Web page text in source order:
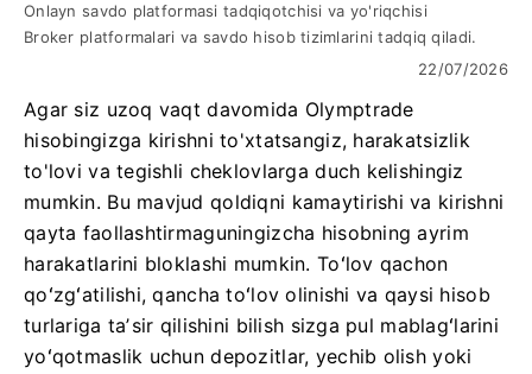
Onlayn savdo platformasi tadqiqotchisi va yo'riqchisi
Broker platformalari va savdo hisob tizimlarini tadqiq qiladi.
22/07/2026
Agar siz uzoq vaqt davomida Olymptrade
hisobingizga kirishni to'xtatsangiz, harakatsizlik
to'lovi va tegishli cheklovlarga duch kelishingiz
mumkin. Bu mavjud qoldiqni kamaytirishi va kirishni
qayta faollashtirmaguningizcha hisobning ayrim
harakatlarini bloklashi mumkin. Toʻlov qachon
qoʻzgʻatilishi, qancha toʻlov olinishi va qaysi hisob
turlariga taʼsir qilishini bilish sizga pul mablagʻlarini
yoʻqotmaslik uchun depozitlar, yechib olish yoki